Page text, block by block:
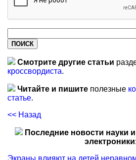
Смотрите другие статьи
кроссвордиста.
Читайте и пишите полезные
статье.
<< Назад
Последние новости науки
Экраны влияют на детей